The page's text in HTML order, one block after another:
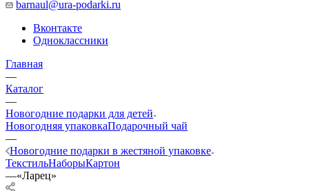
barnaul@ura-podarki.ru
Вконтакте
Одноклассники
Главная
—
Каталог
—
Новогодние подарки для детей
Новогодняя упаковкаПодарочный чай
—
Новогодние подарки в жестяной упаковке
ТекстильНаборыКартон
—«Ларец»